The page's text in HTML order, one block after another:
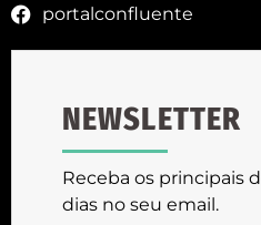
portalconfluente
NEWSLETTER
Receba os principais
dias no seu email.